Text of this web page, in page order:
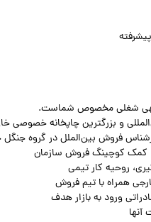
آگهی شغلی مخصوص شماست.
فروش بین‌الملل در گروه
کمک کوچینگ فروش سازمان
روحیه کار تیمی
همراه با تیم فروش
ورود به بازار هدف